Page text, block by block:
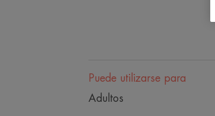
Puede utilizarse para
Adultos